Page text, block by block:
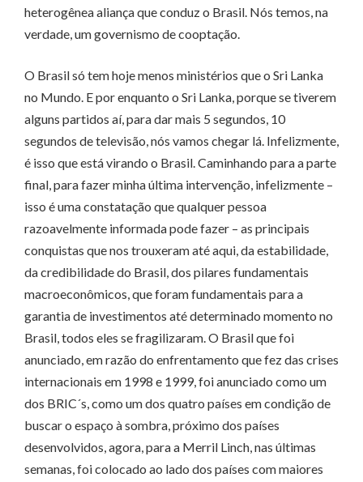
heterogênea aliança que conduz o Brasil. Nós temos, na
verdade, um governismo de cooptação.
O Brasil só tem hoje menos ministérios que o Sri Lanka
no Mundo. E por enquanto o Sri Lanka, porque se tiverem
alguns partidos aí, para dar mais 5 segundos, 10
segundos de televisão, nós vamos chegar lá. Infelizmente,
é isso que está virando o Brasil. Caminhando para a parte
final, para fazer minha última intervenção, infelizmente –
isso é uma constatação que qualquer pessoa
razoavelmente informada pode fazer – as principais
conquistas que nos trouxeram até aqui, da estabilidade,
da credibilidade do Brasil, dos pilares fundamentais
macroeconômicos, que foram fundamentais para a
garantia de investimentos até determinado momento no
Brasil, todos eles se fragilizaram. O Brasil que foi
anunciado, em razão do enfrentamento que fez das crises
internacionais em 1998 e 1999, foi anunciado como um
dos BRIC´s, como um dos quatro países em condição de
buscar o espaço à sombra, próximo dos países
desenvolvidos, agora, para a Merril Linch, nas últimas
semanas, foi colocado ao lado dos países com maiores